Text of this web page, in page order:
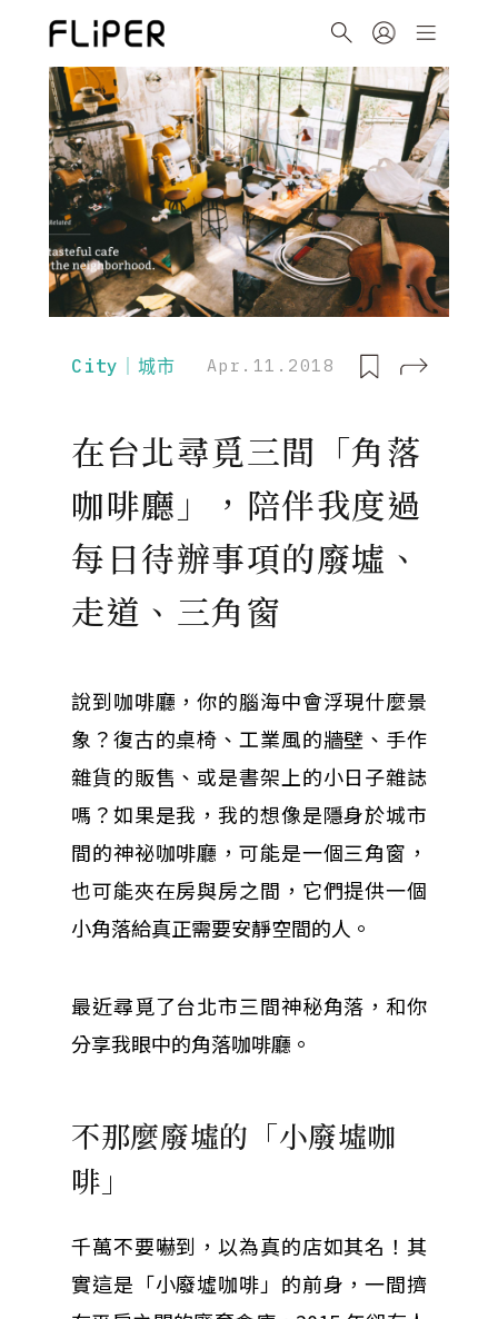
City｜城市 Apr.11.2018
在台北尋覓三間「角落
咖啡廳」，陪伴我度過
每日待辦事項的廢墟、
走道、三角窗
說到咖啡廳，你的腦海中會浮現什麼景
象？復古的桌椅、工業風的牆壁、手作
雜貨的販售、或是書架上的小日子雜誌
嗎？如果是我，我的想像是隱身於城市
間的神祕咖啡廳，可能是一個三角窗，
也可能夾在房與房之間，它們提供一個
小角落給真正需要安靜空間的人。
最近尋覓了台北市三間神秘角落，和你
分享我眼中的角落咖啡廳。
不那麼廢墟的「小廢墟咖
啡」
千萬不要嚇到，以為真的店如其名！其
實這是「小廢墟咖啡」的前身，一間擠